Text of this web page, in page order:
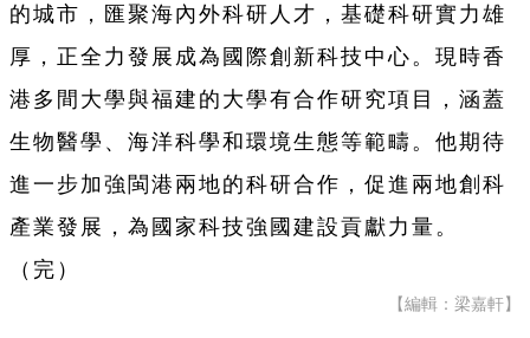
的城市，匯聚海內外科研人才，基礎科研實力雄
厚，正全力發展成為國際創新科技中心。現時香
港多間大學與福建的大學有合作研究項目，涵蓋
生物醫學、海洋科學和環境生態等範疇。他期待
進一步加強閩港兩地的科研合作，促進兩地創科
產業發展，為國家科技強國建設貢獻力量。
（完）
【編輯：梁嘉軒】